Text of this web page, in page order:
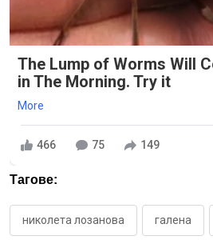
The Lump of Worms Will
in The Morning. Try it
More
466 75 149
Тагове:
николета лозанова галена